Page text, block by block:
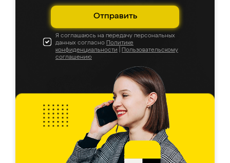
Отправить
Я соглашаюсь на передачу персональных
данных согласно Политике
конфиденциальности
Пользовательскому
соглашению